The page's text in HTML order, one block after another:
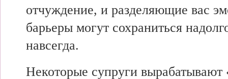
отчуждение, и разделяющие вас
барьеры могут сохраниться
навсегда.
Некоторые супруги вырабатывают